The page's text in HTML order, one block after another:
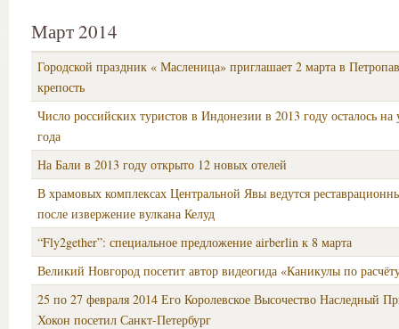
Март 2014
Городской праздник « Масленица» приглашает 2 марта в
крепость
Число российских туристов в Индонезии в 2013 году осталось на
года
На Бали в 2013 году открыто 12 новых отелей
В храмовых комплексах Центральной Явы ведутся
после извержение вулкана Келуд
“Fly2gether”: специальное предложение airberlin к 8 марта
Великий Новгород посетит автор видеогида «Каникулы по
25 по 27 февраля 2014 Его Королевское Высочество Наследный
Хокон посетил Санкт-Петербург